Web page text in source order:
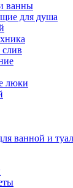
ванны
для душа
люки
ванной и